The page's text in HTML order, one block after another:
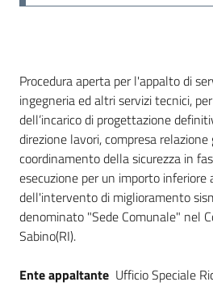
Dati del bando
Procedura aperta per l'appalto di
ingegneria ed altri servizi tecnici,
dell’incarico di progettazione
direzione lavori, compresa relazione
coordinamento della sicurezza in
esecuzione per un importo
dell'intervento di miglioramento
denominato "Sede Comunale" nel
Sabino(RI).
Ente appaltante Ufficio Speciale